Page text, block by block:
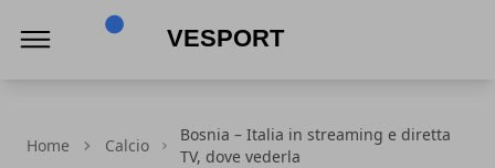
Home Calcio
Bosnia – Italia in streaming e diretta
TV, dove vederla